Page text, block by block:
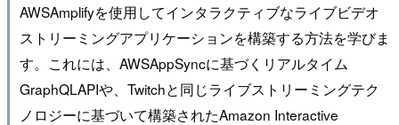
AWSAmplifyを使用してインタラクティブなライブビデオ
ストリーミングアプリケーションを構築する方法を学びま
す。これには、AWSAppSyncに基づくリアルタイム
GraphQLAPIや、Twitchと同じライブストリーミングテク
ノロジーに基づいて構築されたAmazon Interactive